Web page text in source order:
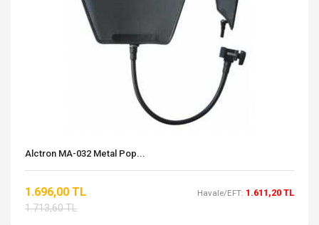
Alctron MA-032 Metal Pop...
1.696,00 TL
1.713,60 TL
Havale/EFT: 1.611,20 TL